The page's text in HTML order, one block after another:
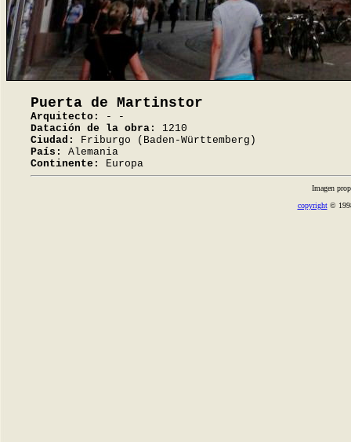
Puerta de Martinstor
Arquitecto:
- -
Datación de la obra:
1210
Ciudad:
Friburgo (Baden-Württemberg)
País:
Alemania
Continente:
Europa
Imagen
copyright©